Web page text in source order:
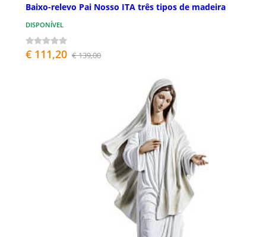
Baixo-relevo Pai Nosso ITA três tipos de madeira
DISPONÍVEL
€ 111,20 € 139,00